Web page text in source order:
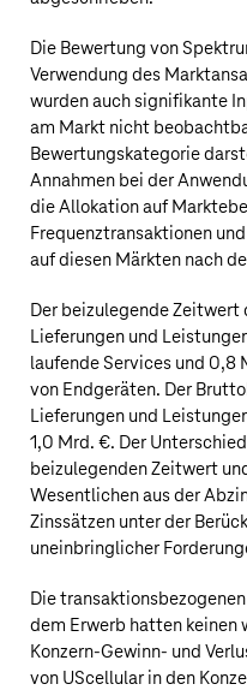
Die Bewertung von
Verwendung des
wurden auch signifikante
am Markt nicht
Bewertungskategorie
Annahmen bei der
die Allokation auf
Frequenztransaktionen
auf diesen Märkten nach
Der beizulegende Zeitwert
Lieferungen und
laufende Services und 0,8
von Endgeräten. Der
Lieferungen und
1,0 Mrd. €. Der
beizulegenden Zeitwert
Wesentlichen aus der
Zinssätzen unter der
uneinbringlicher
Die
dem Erwerb hatten keinen
Konzern-Gewinn- und
von UScellular in den